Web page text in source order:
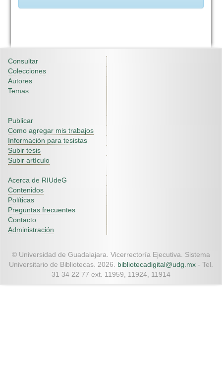
Consultar
Colecciones
Autores
Temas
Publicar
Como agregar mis trabajos
Información para tesistas
Subir tesis
Subir artículo
Acerca de RIUdeG
Contenidos
Políticas
Preguntas frecuentes
Contacto
Administración
© Universidad de Guadalajara. Vicerrectoría Ejecutiva. Sistema
Universitario de Bibliotecas. 2026. bibliotecadigital@udg.mx - Tel.
31 34 22 77 ext. 11959, 11924, 11914